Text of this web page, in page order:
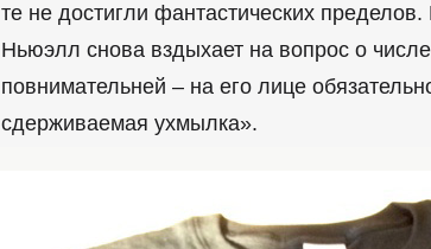
те не достигли фантастических
Ньюэлл снова вздыхает на вопрос о числе
повнимательней – на его лице
сдерживаемая ухмылка».